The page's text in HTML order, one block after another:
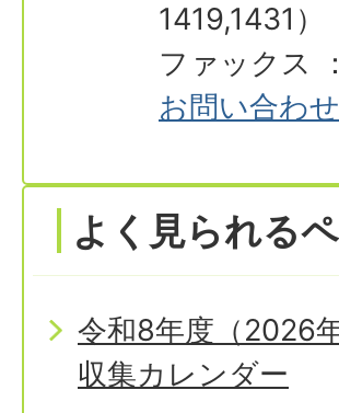
1419,1431）
ファックス
お問い合わ
よく見られる
令和8年度（2026
収集カレンダー